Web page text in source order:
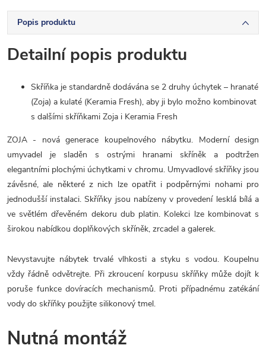
Popis produktu
Detailní popis produktu
Skříňka je standardně dodávána se 2 druhy úchytek – hranaté
(Zoja) a kulaté (Keramia Fresh), aby ji bylo možno kombinovat
s dalšími skříňkami Zoja i Keramia Fresh
ZOJA - nová generace koupelnového nábytku. Moderní design
umyvadel je sladěn s ostrými hranami skříněk a podtržen
elegantními plochými úchytkami v chromu. Umyvadlové skříňky jsou
závěsné, ale některé z nich lze opatřit i podpěrnými nohami pro
jednodušší instalaci. Skříňky jsou nabízeny v provedení lesklá bílá a
ve světlém dřevěném dekoru dub platin. Kolekci lze kombinovat s
širokou nabídkou doplňkových skříněk, zrcadel a galerek.
Nevystavujte nábytek trvalé vlhkosti a styku s vodou. Koupelnu
vždy řádně odvětrejte. Při zkroucení korpusu skříňky může dojít k
poruše funkce dovíracích mechanismů. Proti případnému zatékání
vody do skříňky použijte silikonový tmel.
Nutná montáž